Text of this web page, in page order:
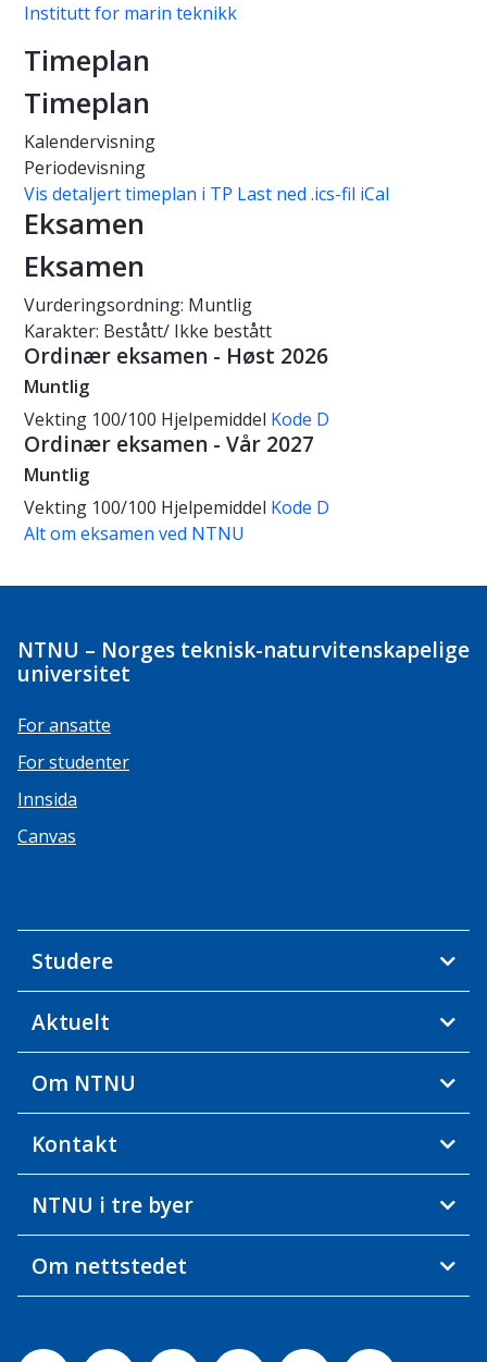
Institutt for marin teknikk
Timeplan
Timeplan
Kalendervisning
Periodevisning
Vis detaljert timeplan i TP Last ned .ics-fil iCal
Eksamen
Eksamen
Vurderingsordning: Muntlig
Karakter: Bestått/ Ikke bestått
Ordinær eksamen - Høst 2026
Muntlig
Vekting 100/100 Hjelpemiddel Kode D
Ordinær eksamen - Vår 2027
Muntlig
Vekting 100/100 Hjelpemiddel Kode D
Alt om eksamen ved NTNU
NTNU – Norges teknisk-naturvitenskapelige
universitet
For ansatte
For studenter
Innsida
Canvas
Studere
Aktuelt
Om NTNU
Kontakt
NTNU i tre byer
Om nettstedet